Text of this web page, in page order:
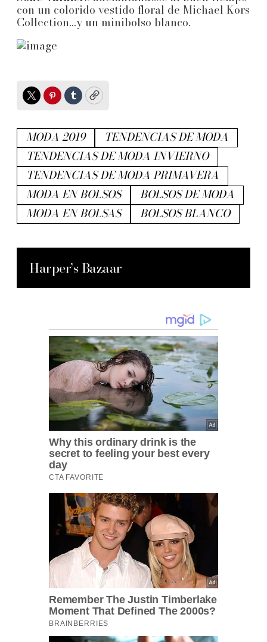
con un colorido vestido floral de Michael Kors
Collection...y un minibolso blanco.
TwitterPinterest
TumblrCopy
MODA 2019
TENDENCIAS DE MODA
TENDENCIAS DE MODA INVIERNO
TENDENCIAS DE MODA PRIMAVERA
MODA EN BOLSOS
BOLSOS DE MODA
MODA EN BOLSAS
BOLSOS BLANCO
Harper’s Bazaar